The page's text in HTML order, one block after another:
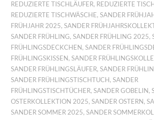
REDUZIERTE TISCHLÄUFER, REDUZIERTE
REDUZIERTE TISCHWÄSCHE,SANDER
FRÜHJAHR 2025,SANDER
SANDER FRÜHLING,SANDER FRÜHLING 2025,
FRÜHLINGSDECKCHEN ,SANDER
FRÜHLINGSKISSEN ,SANDER
SANDER FRÜHLINGSLÄUFER,SANDER
SANDER FRÜHLINGSTISCHTUCH ,SANDER
FRÜHLINGSTISCHTÜCHER,SANDER GOBELIN ,
OSTERKOLLEKTION 2025,SANDER OSTERN ,
SANDER SOMMER 2025,SANDER